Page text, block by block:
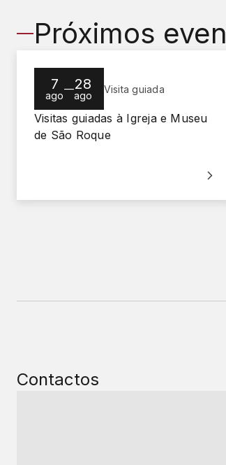
Próximos
7
ago
—28
ago
Visita guiada
Visitas guiadas à Igreja e Museu
de São Roque
Contactos